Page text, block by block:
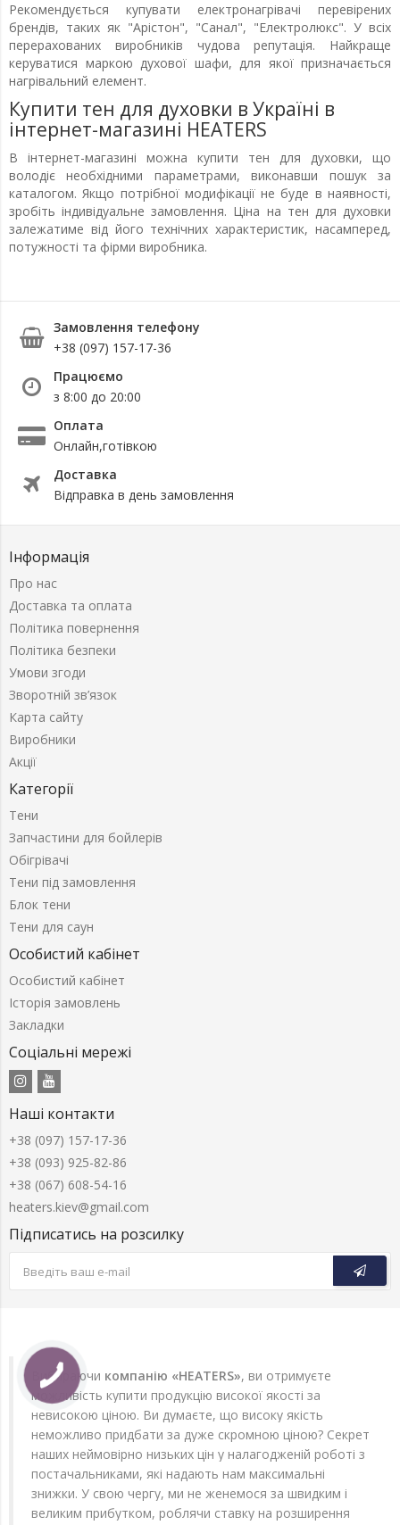
Рекомендується купувати електронагрівачі перевірених
брендів, таких як "Арістон", "Санал", "Електролюкс". У всіх
перерахованих виробників чудова репутація. Найкраще
керуватися маркою духової шафи, для якої призначається
нагрівальний елемент.
Купити тен для духовки в Україні в
інтернет-магазині HEATERS
В інтернет-магазині можна купити тен для духовки, що
володіє необхідними параметрами, виконавши пошук за
каталогом. Якщо потрібної модифікації не буде в наявності,
зробіть індивідуальне замовлення. Ціна на тен для духовки
залежатиме від його технічних характеристик, насамперед,
потужності та фірми виробника.
Замовлення телефону
+38 (097) 157-17-36
Працюємо
з 8:00 до 20:00
Оплата
Онлайн,готівкою
Доставка
Відправка в день замовлення
Інформація
Про нас
Доставка та оплата
Політика повернення
Політика безпеки
Умови згоди
Зворотній зв’язок
Карта сайту
Виробники
Акції
Категорії
Тени
Запчастини для бойлерів
Обігрівачі
Тени під замовлення
Блок тени
Тени для саун
Особистий кабінет
Особистий кабінет
Історія замовлень
Закладки
Соціальні мережі
Наші контакти
+38 (097) 157-17-36
+38 (093) 925-82-86
+38 (067) 608-54-16
heaters.kiev@gmail.com
Підписатись на розсилку
Вибираючи компанію «HEATERS», ви отримуєте
можливість купити продукцію високої якості за
невисокою ціною. Ви думаєте, що високу якість
неможливо придбати за дуже скромною ціною? Секрет
наших неймовірно низьких цін у налагодженій роботі з
постачальниками, які надають нам максимальні
знижки. У свою чергу, ми не женемося за швидким і
великим прибутком, роблячи ставку на розширення